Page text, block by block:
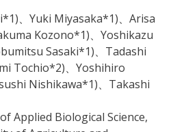
、Yuki Miyasaka*1)、Arisa
Kozono*1)、Yoshikazu
Sasaki*1)、Tadashi
Tochio*2)、Yoshihiro
Nishikawa*1)、Takashi
Applied Biological Science,